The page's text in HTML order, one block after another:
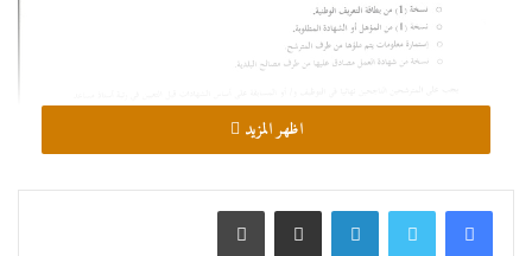
اظهر المزيد
لينكدإن مشاركة عبر البريد طباعة